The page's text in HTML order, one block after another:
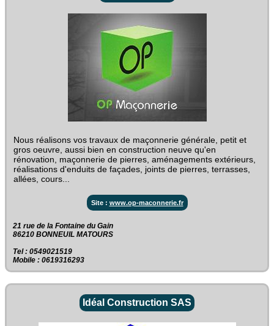
Nous réalisons vos travaux de maçonnerie générale, petit et
gros oeuvre, aussi bien en construction neuve qu'en
rénovation, maçonnerie de pierres, aménagements extérieurs,
réalisations d'enduits de façades, joints de pierres, terrasses,
allées, cours...
Site : www.op-maconnerie.fr
21 rue de la Fontaine du Gain‎
86210 BONNEUIL MATOURS
Tel : 0549021519
Mobile : 0619316293
Idéal Construction SAS